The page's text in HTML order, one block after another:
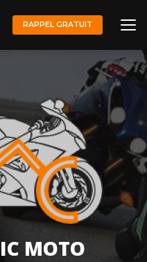
RAPPEL GRATUIT
MOTO